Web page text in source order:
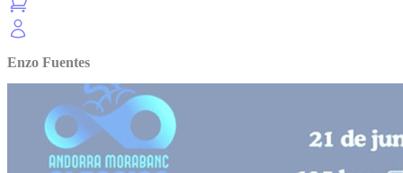
Enzo Fuentes